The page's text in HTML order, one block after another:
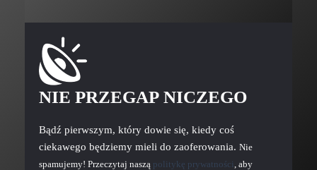
NIE PRZEGAP NICZEGO
Bądź pierwszym, który dowie się, kiedy coś
ciekawego będziemy mieli do zaoferowania. Nie
spamujemy! Przeczytaj naszą politykę prywatności , aby